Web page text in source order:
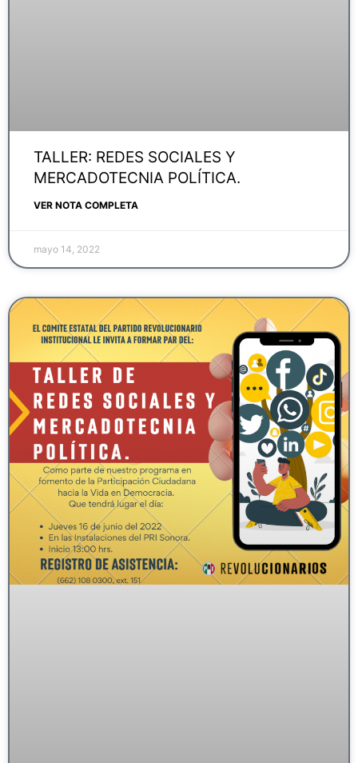
TALLER: REDES SOCIALES Y
MERCADOTECNIA POLÍTICA.
VER NOTA COMPLETA
mayo 14, 2022